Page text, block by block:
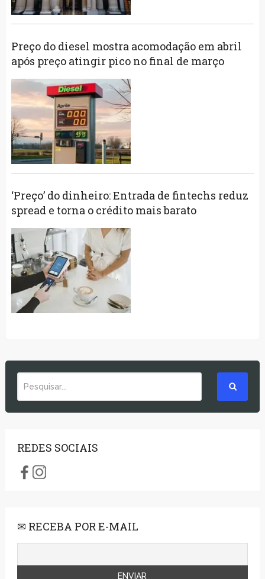
Preço do diesel mostra acomodação em abril
após preço atingir pico no final de março
‘Preço’ do dinheiro: Entrada de fintechs reduz
spread e torna o crédito mais barato
REDES SOCIAIS
✉ RECEBA POR E-MAIL